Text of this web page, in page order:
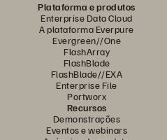
Plataforma e produtos
Enterprise Data Cloud
A plataforma Everpure
Evergreen//One
FlashArray
FlashBlade
FlashBlade//EXA
Enterprise File
Portworx
Recursos
Demonstrações
Eventos e webinars